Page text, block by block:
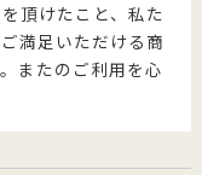
頂けたこと、私た
満足いただける商
またのご利用を心